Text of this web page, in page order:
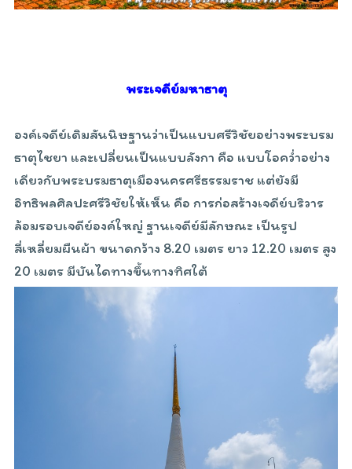
พระเจดีย์มหาธาตุ
องค์เจดีย์เดิมสันนิษฐานว่าเป็นแบบศรีวิชัยอย่างพระบรม
ธาตุไชยา และเปลี่ยนเป็นแบบลังกา คือ แบบโอคว่ำอย่าง
เดียวกับพระบรมธาตุเมืองนครศรีธรรมราช แต่ยังมี
อิทธิพลศิลปะศรีวิชัยให้เห็น คือ การก่อสร้างเจดีย์บริวาร
ล้อมรอบเจดีย์องค์ใหญ่ ฐานเจดีย์มีลักษณะ เป็นรูป
สี่เหลี่ยมผืนผ้า ขนาดกว้าง 8.20 เมตร ยาว 12.20 เมตร สูง
20 เมตร มีบันไดทางขึ้นทางทิศใต้